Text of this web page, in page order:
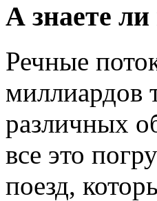
А знаете
Речные
миллиардов
различных
все это
поезд,